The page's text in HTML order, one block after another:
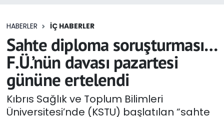
HABERLER İÇ HABERLER
Sahte diploma soruşturması…
F.Ü.’nün davası pazartesi
gününe ertelendi
Kıbrıs Sağlık ve Toplum Bilimleri
Üniversitesi’nde (KSTU) başlatılan “sahte
Eğitim
Ekonomi
Foto Galeri
GEZİ
Tüm Manşetler
Son Dakika Haberleri
Haber Arşivi